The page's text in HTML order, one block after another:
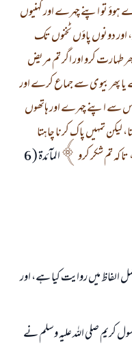
تو اپنے چہرے اور كہنيوں
اور دونوں پاؤں ٹخنوں تك
طہارت كرو اور اگر تم مريض
يا پھر بيوى سے جماع كرے اور
اس سے اپنے چہرے اور ہاتھوں
ليكن تمہيں پاك كرنا چاہتا
كہ تم شكر كرو
المآئدۃ ( 6
الفاظ ميں روايت كيا ہے، اور
كريم صلى اللہ عليہ وسلم نے